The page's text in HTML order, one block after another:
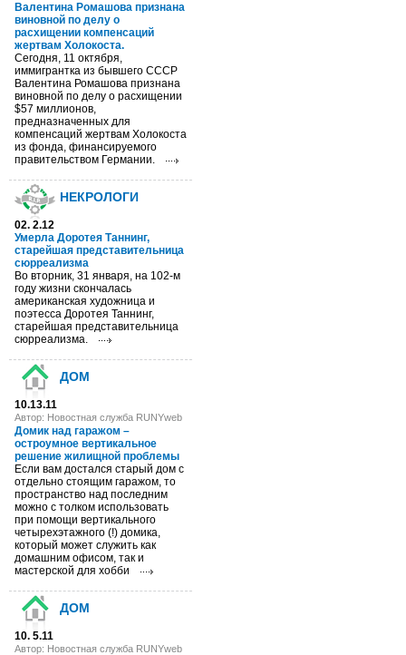
Валентина Ромашова признана
виновной по делу о
расхищении компенсаций
жертвам Холокоста.
Сегодня, 11 октября,
иммигрантка из бывшего СССР
Валентина Ромашова признана
виновной по делу о расхищении
$57 миллионов,
предназначенных для
компенсаций жертвам Холокоста
из фонда, финансируемого
правительством Германии.
НЕКРОЛОГИ
02. 2.12
Умерла Доротея Таннинг,
старейшая представительница
сюрреализма
Во вторник, 31 января, на 102-м
году жизни скончалась
американская художница и
поэтесса Доротея Таннинг,
старейшая представительница
сюрреализма.
ДОМ
10.13.11
Автор: Новостная служба RUNYweb
Домик над гаражом –
остроумное вертикальное
решение жилищной проблемы
Если вам достался старый дом с
отдельно стоящим гаражом, то
пространство над последним
можно с толком использовать
при помощи вертикального
четырехэтажного (!) домика,
который может служить как
домашним офисом, так и
мастерской для хобби
ДОМ
10. 5.11
Автор: Новостная служба RUNYweb